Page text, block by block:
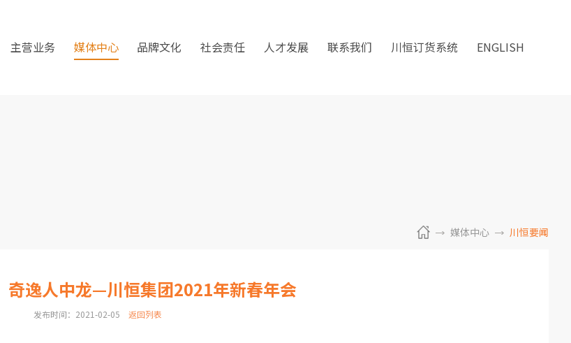
主营业务 媒体中心 品牌文化 社会责任 人才发展 联系我们 川恒订货系统 ENGLISH
媒体中心 川恒要闻
奇逸人中龙—川恒集团2021年新春年会
发布时间：2021-02-05 返回列表